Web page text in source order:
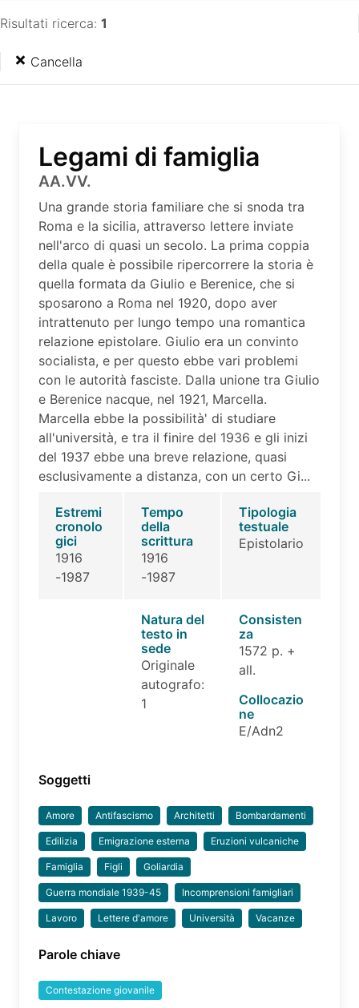
Risultati ricerca: 1
Cancella
Legami di famiglia
AA.VV.
Una grande storia familiare che si snoda tra
Roma e la sicilia, attraverso lettere inviate
nell'arco di quasi un secolo. La prima coppia
della quale è possibile ripercorrere la storia è
quella formata da Giulio e Berenice, che si
sposarono a Roma nel 1920, dopo aver
intrattenuto per lungo tempo una romantica
relazione epistolare. Giulio era un convinto
socialista, e per questo ebbe vari problemi
con le autorità fasciste. Dalla unione tra Giulio
e Berenice nacque, nel 1921, Marcella.
Marcella ebbe la possibilità' di studiare
all'università, e tra il finire del 1936 e gli inizi
del 1937 ebbe una breve relazione, quasi
esclusivamente a distanza, con un certo Gi...
Estremi
cronolo
gici
1916
-1987
Tempo
della
scrittura
1916
-1987
Tipologia
testuale
Epistolario
Natura del
testo in
sede
Originale
autografo:
1
Consisten
za
1572 p. +
all.
Collocazio
ne
E/Adn2
Soggetti
Amore Antifascismo Architetti Bombardamenti
Edilizia Emigrazione esterna Eruzioni vulcaniche
Famiglia Figli Goliardia
Guerra mondiale 1939-45 Incomprensioni famigliari
Lavoro Lettere d'amore Università Vacanze
Parole chiave
Contestazione giovanile